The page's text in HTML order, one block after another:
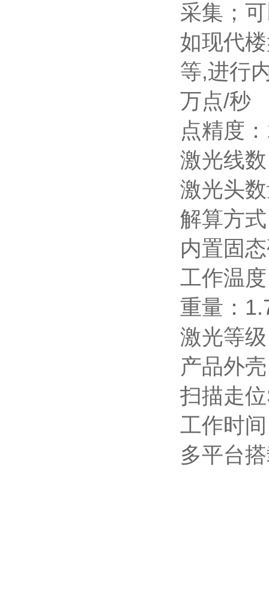
采集；
如现代
等,进行
万点/秒
点精度
激光线
激光头
解算方
内置固
工作温
重量：
激光等
产品外
扫描走
工作时
多平台